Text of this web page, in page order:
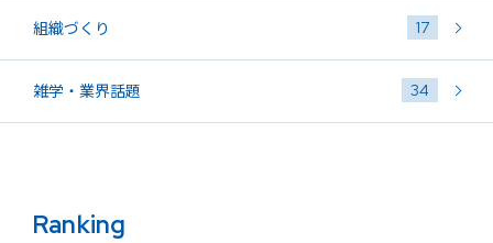
組織づくり 17
雑学・業界話題 34
Ranking